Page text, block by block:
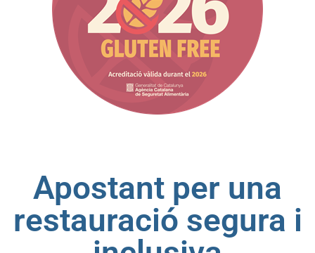
Apostant per una
restauració segura i